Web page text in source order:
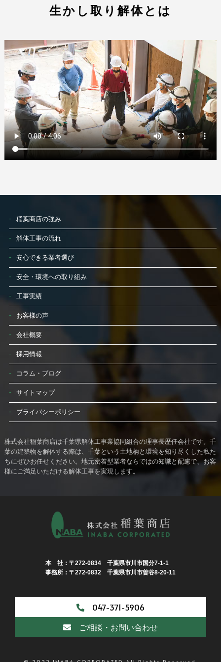
生かし取り解体とは
本 社：〒272-0834 千葉県市川市国分7-1-1
事務所：〒272-0832 千葉県市川市曽谷8-20-11
047-371-5906
ご相談・お問い合わせ
稲葉商店の強み
解体工事の流れ
安心できる業者選び
安全・環境への取り組み
工事実績
お客様の声
会社概要
採用情報
コラム・ブログ
サイトマップ
プライバシーポリシー
株式会社稲葉商店は千葉県解体工事業協同組合の理事長歴任会社です。千
葉の建築物を解体する際は、千葉という土地柄と環境を知り尽くした私た
ちにぜひお任せください。地元密着型業者ならではの知識と配慮で、お客
様にご満足いただける解体工事を実現します。